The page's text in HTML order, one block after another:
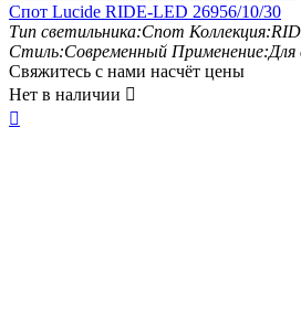
Спот Lucide RIDE-LED 26956/10/30
Тип светильника:Спот Коллекция:
Стиль:Современный Применение:Для
Свяжитесь с нами насчёт цены
Нет в наличии 
